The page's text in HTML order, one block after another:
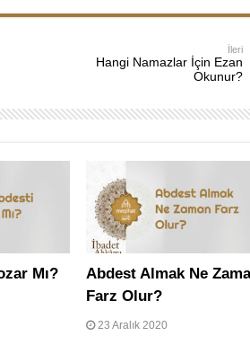
İleri
Hangi Namazlar İçin Ezan
Okunur?
Mı?
Abdest Almak Ne
Farz Olur?
23 Aralık 2020